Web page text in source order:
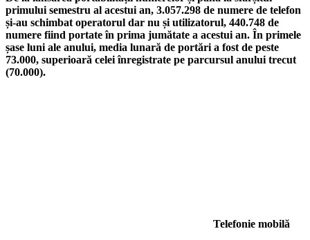
primului semestru al acestui an, 3.057.298 de numere de telefon
și-au schimbat operatorul dar nu și utilizatorul, 440.748 de
numere fiind portate în prima jumătate a acestui an. În primele
șase luni ale anului, media lunară de portări a fost de peste
73.000, superioară celei înregistrate pe parcursul anului trecut
(70.000).
Telefonie mobilă